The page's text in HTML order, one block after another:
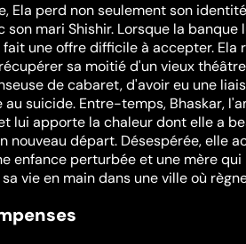
Ela perd non seulement son
son mari Shishir. Lorsque la
une offre difficile à accepter. Ela
sa moitié d'un vieux
de cabaret, d'avoir eu une
suicide. Entre-temps, Bhaskar,
lui apporte la chaleur dont elle a
nouveau départ. Désespérée, elle
enfance perturbée et une mère
vie en main dans une ville où